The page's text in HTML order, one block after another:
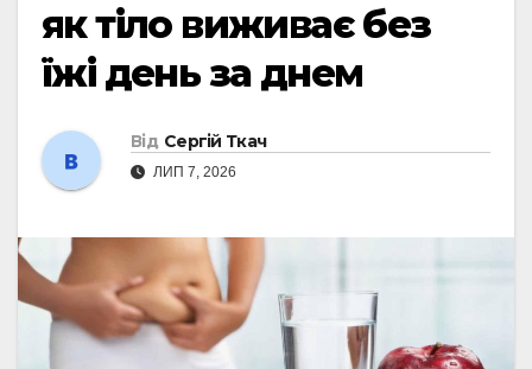
як тіло виживає без
їжі день за днем
Від Сергій Ткач
ЛИП 7, 2026